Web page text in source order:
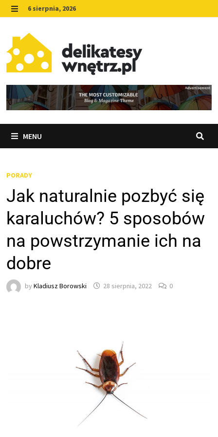
Skip
to
content
MENU
6 sierpnia, 2026
MENU
PORADY
Jak naturalnie pozbyć się
karaluchów? 5 sposobów
na powstrzymanie ich na
dobre
byKladiusz Borowski 28 sierpnia, 2022 0